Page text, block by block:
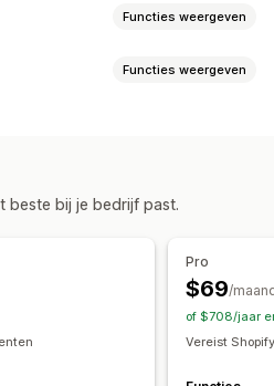
Functies weergeven
zones Meerdere herkomsten
regels
Functies weergeven
beste bij je bedrijf past.
Pro
$69/
of $708/jaar
Vereist